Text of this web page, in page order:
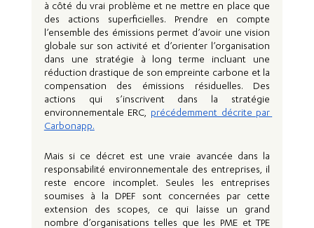
à côté du vrai problème et ne mettre en place que
des actions superficielles. Prendre en compte
l’ensemble des émissions permet d’avoir une vision
globale sur son activité et d’orienter l’organisation
dans une stratégie à long terme incluant une
réduction drastique de son empreinte carbone et la
compensation des émissions résiduelles. Des
actions qui s’inscrivent dans la stratégie
environnementale ERC, précédemment décrite par
Carbonapp.
Mais si ce décret est une vraie avancée dans la
responsabilité environnementale des entreprises, il
reste encore incomplet. Seules les entreprises
soumises à la DPEF sont concernées par cette
extension des scopes, ce qui laisse un grand
nombre d’organisations telles que les PME et TPE